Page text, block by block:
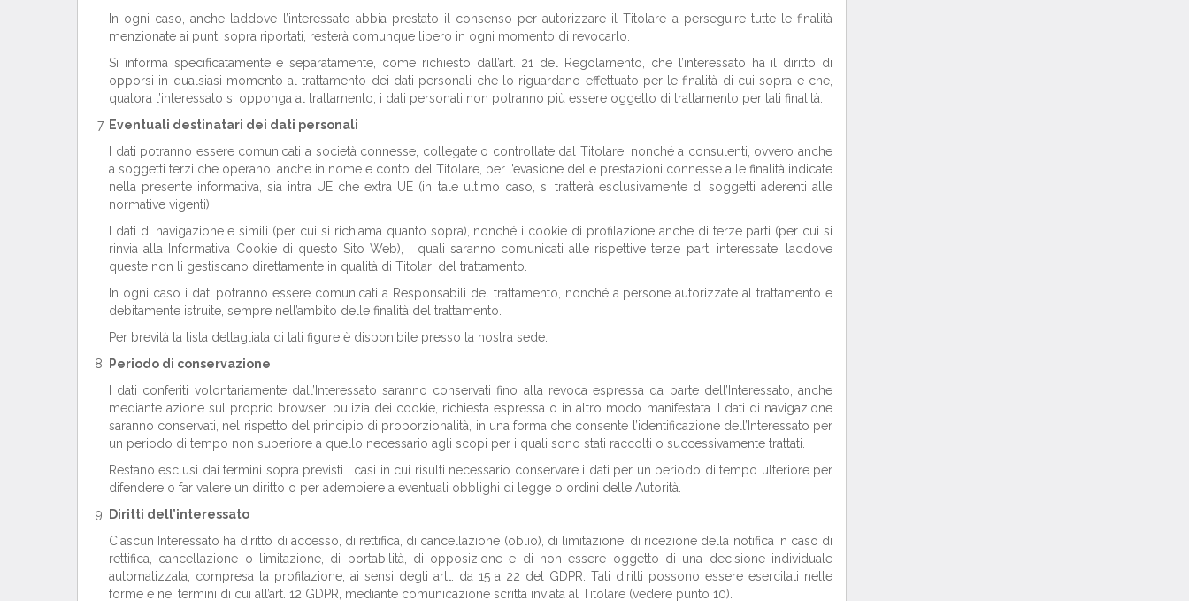
In ogni caso, anche laddove l’interessato abbia prestato il consenso per autorizzare il Titolare a perseguire tutte le finalità
menzionate ai punti sopra riportati, resterà comunque libero in ogni momento di revocarlo.
Si informa specificatamente e separatamente, come richiesto dall’art. 21 del Regolamento, che l’interessato ha il diritto di
opporsi in qualsiasi momento al trattamento dei dati personali che lo riguardano effettuato per le finalità di cui sopra e che,
qualora l’interessato si opponga al trattamento, i dati personali non potranno più essere oggetto di trattamento per tali finalità.
Eventuali destinatari dei dati personali
I dati potranno essere comunicati a società connesse, collegate o controllate dal Titolare, nonché a consulenti, ovvero anche
a soggetti terzi che operano, anche in nome e conto del Titolare, per l’evasione delle prestazioni connesse alle finalità indicate
nella presente informativa, sia intra UE che extra UE (in tale ultimo caso, si tratterà esclusivamente di soggetti aderenti alle
normative vigenti).
I dati di navigazione e simili (per cui si richiama quanto sopra), nonché i cookie di profilazione anche di terze parti (per cui si
rinvia alla Informativa Cookie di questo Sito Web), i quali saranno comunicati alle rispettive terze parti interessate, laddove
queste non li gestiscano direttamente in qualità di Titolari del trattamento.
In ogni caso i dati potranno essere comunicati a Responsabili del trattamento, nonché a persone autorizzate al trattamento e
debitamente istruite, sempre nell’ambito delle finalità del trattamento.
Per brevità la lista dettagliata di tali figure è disponibile presso la nostra sede.
Periodo di conservazione
I dati conferiti volontariamente dall’Interessato saranno conservati fino alla revoca espressa da parte dell’Interessato, anche
mediante azione sul proprio browser, pulizia dei cookie, richiesta espressa o in altro modo manifestata. I dati di navigazione
saranno conservati, nel rispetto del principio di proporzionalità, in una forma che consente l’identificazione dell’Interessato per
un periodo di tempo non superiore a quello necessario agli scopi per i quali sono stati raccolti o successivamente trattati.
Restano esclusi dai termini sopra previsti i casi in cui risulti necessario conservare i dati per un periodo di tempo ulteriore per
difendere o far valere un diritto o per adempiere a eventuali obblighi di legge o ordini delle Autorità.
Diritti dell’interessato
Ciascun Interessato ha diritto di accesso, di rettifica, di cancellazione (oblio), di limitazione, di ricezione della notifica in caso di
rettifica, cancellazione o limitazione, di portabilità, di opposizione e di non essere oggetto di una decisione individuale
automatizzata, compresa la profilazione, ai sensi degli artt. da 15 a 22 del GDPR. Tali diritti possono essere esercitati nelle
forme e nei termini di cui all’art. 12 GDPR, mediante comunicazione scritta inviata al Titolare (vedere punto 10).